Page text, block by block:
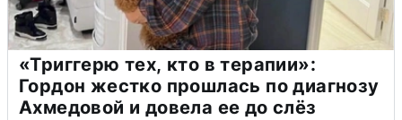
«Триггерю тех, кто в терапии»:
Гордон жестко прошлась по диагнозу
Ахмедовой и довела ее до слёз